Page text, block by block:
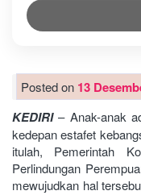
Posted on 13
KEDIRI– Anak-anak
kedepan estafet
itulah, Pemerintah
Perlindungan
mewujudkan hal